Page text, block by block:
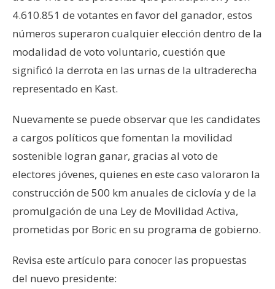
4.610.851 de votantes en favor del ganador, estos
números superaron cualquier elección dentro de la
modalidad de voto voluntario, cuestión que
significó la derrota en las urnas de la ultraderecha
representado en Kast.
Nuevamente se puede observar que les candidates
a cargos políticos que fomentan la movilidad
sostenible logran ganar, gracias al voto de
electores jóvenes, quienes en este caso valoraron la
construcción de 500 km anuales de ciclovía y de la
promulgación de una Ley de Movilidad Activa,
prometidas por Boric en su programa de gobierno.
Revisa este artículo para conocer las propuestas
del nuevo presidente: